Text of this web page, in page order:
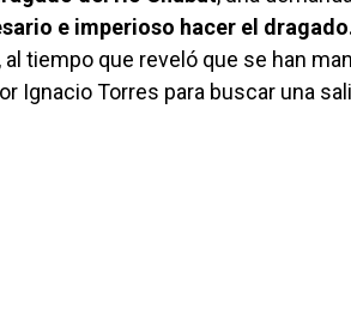
e imperioso hacer el
al tiempo que reveló que se han
Ignacio Torres para buscar una